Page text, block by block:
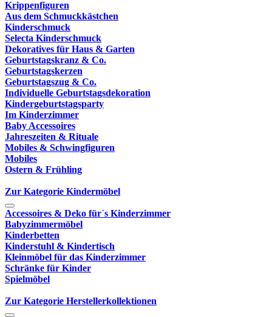
Krippenfiguren
Aus dem Schmuckkästchen
Kinderschmuck
Selecta Kinderschmuck
Dekoratives für Haus & Garten
Geburtstagskranz & Co.
Geburtstagskerzen
Geburtstagszug & Co.
Individuelle Geburtstagsdekoration
Kindergeburtstagsparty
Im Kinderzimmer
Baby Accessoires
Jahreszeiten & Rituale
Mobiles & Schwingfiguren
Mobiles
Ostern & Frühling
Zur Kategorie Kindermöbel
Accessoires & Deko für´s Kinderzimmer
Babyzimmermöbel
Kinderbetten
Kinderstuhl & Kindertisch
Kleinmöbel für das Kinderzimmer
Schränke für Kinder
Spielmöbel
Zur Kategorie Herstellerkollektionen